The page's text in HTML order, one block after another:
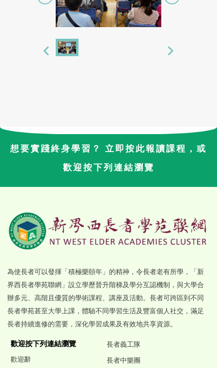
想要實踐終身學習？ 立即按此報讀課程，或
歡迎按下列連結瀏覽
為使長者可以發揮「積極樂頤年」的精神，令長者老有所學，「新
界西長者學苑聯網」設立學歷晉升階梯及學分互認機制，與大學合
辦多元、高階且優質的學術課程、講座及活動。長者可跨區到不同
長者學苑甚至大學上課，體驗不同學習生活及豐富個人社交，滿足
長者持續進修的需要，深化學習成果及有效地共享資源。
歡迎按下列連結瀏覽
歡迎辭
長者義工隊
長者中樂團